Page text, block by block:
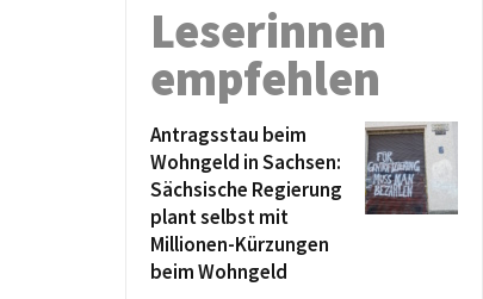
Leserinnen
empfehlen
Antragsstau beim
Wohngeld in Sachsen:
Sächsische Regierung
plant selbst mit
Millionen-Kürzungen
beim Wohngeld